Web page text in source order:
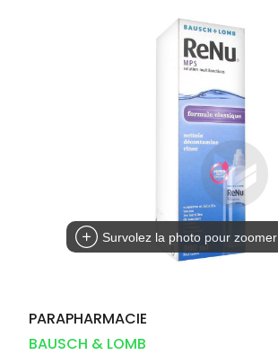
Survolez la photo pour zoomer
PARAPHARMACIE
BAUSCH & LOMB